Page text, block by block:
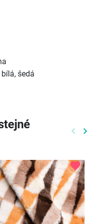
šedá
keyboard_arrow_left keyboard_arrow_right
favorite